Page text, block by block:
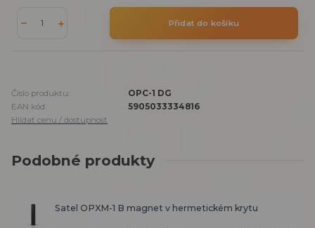
Přidat do košíku
Číslo produktu:
OPC-1 DG
EAN kód:
5905033334816
Hlídat cenu / dostupnost
Podobné produkty
Satel OPXM-1 B magnet v hermetickém krytu